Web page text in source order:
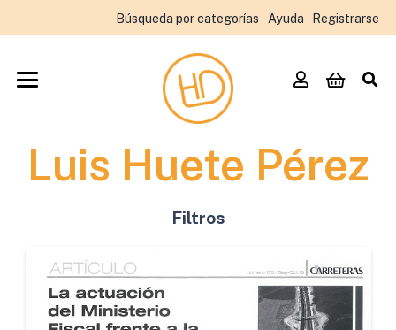
Búsqueda por categorías Ayuda Registrarse
Luis Huete Pérez
Filtros